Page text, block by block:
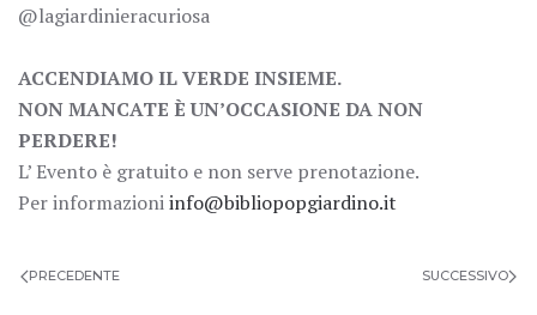
@lagiardinieracuriosa
ACCENDIAMO IL VERDE INSIEME.
NON MANCATE È UN’OCCASIONE DA NON
PERDERE!
L’ Evento è gratuito e non serve prenotazione.
Per informazioniinfo@bibliopopgiardino.it
PRECEDENTE SUCCESSIVO